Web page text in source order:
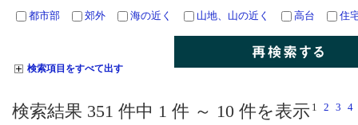
都市部
郊外 海の近く 山地、山の近く 高台 住
検索項目をすべて出す
1 2 3 4
検索結果 351 件中 1 件 ～ 10 件を表示